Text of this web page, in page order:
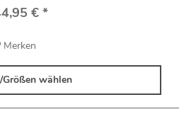
€ *
Merken
Größen wählen